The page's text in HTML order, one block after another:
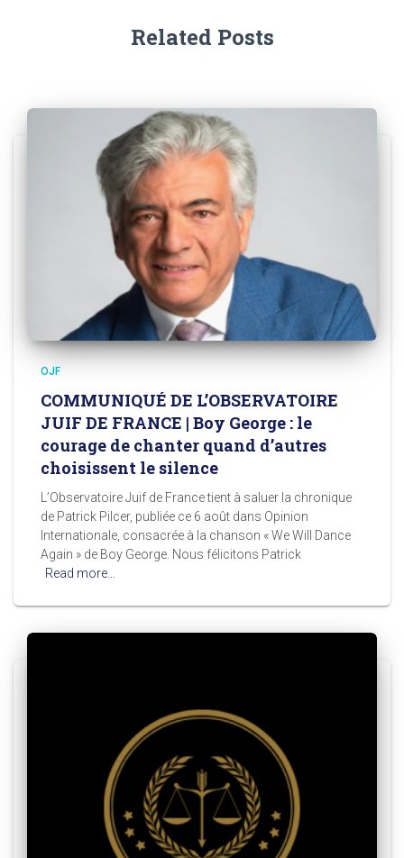
Related Posts
OJF
COMMUNIQUÉ DE L’OBSERVATOIRE
JUIF DE FRANCE | Boy George : le
courage de chanter quand d’autres
choisissent le silence
L’Observatoire Juif de France tient à saluer la chronique
de Patrick Pilcer, publiée ce 6 août dans Opinion
Internationale, consacrée à la chanson « We Will Dance
Again » de Boy George. Nous félicitons Patrick
Read more…